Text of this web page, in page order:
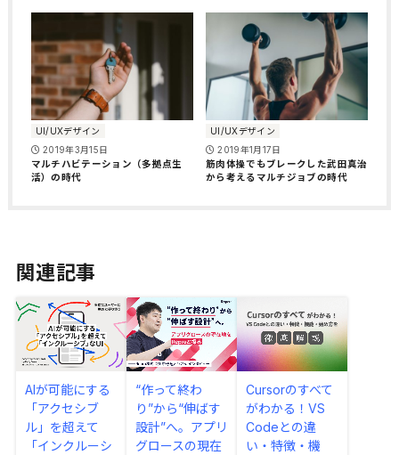
UI/UXデザイン
2019年3月15日
マルチハビテーション（多拠点生
活）の時代
UI/UXデザイン
2019年1月17日
筋肉体操でもブレークした武田真治
から考えるマルチジョブの時代
関連記事
AIが可能にする
「アクセシブ
ル」を超えて
「インクルーシ
“作って終わ
り”から“伸ばす
設計”へ。アプリ
グロースの現在
Cursorのすべて
がわかる！VS
Codeとの違
い・特徴・機